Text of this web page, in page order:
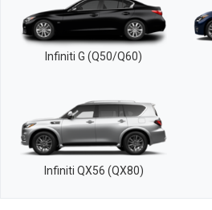
Infiniti G (Q50/Q60)
Infiniti QX56 (QX80)